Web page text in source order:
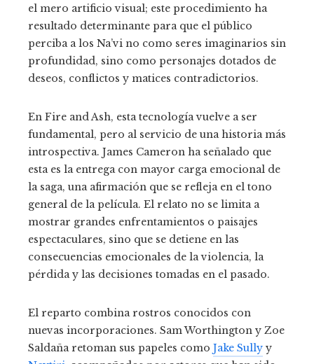
el mero artificio visual; este procedimiento ha
resultado determinante para que el público
perciba a los Na’vi no como seres imaginarios sin
profundidad, sino como personajes dotados de
deseos, conflictos y matices contradictorios.
En Fire and Ash, esta tecnología vuelve a ser
fundamental, pero al servicio de una historia más
introspectiva. James Cameron ha señalado que
esta es la entrega con mayor carga emocional de
la saga, una afirmación que se refleja en el tono
general de la película. El relato no se limita a
mostrar grandes enfrentamientos o paisajes
espectaculares, sino que se detiene en las
consecuencias emocionales de la violencia, la
pérdida y las decisiones tomadas en el pasado.
El reparto combina rostros conocidos con
nuevas incorporaciones. Sam Worthington y Zoe
Saldaña retoman sus papeles como Jake Sully y